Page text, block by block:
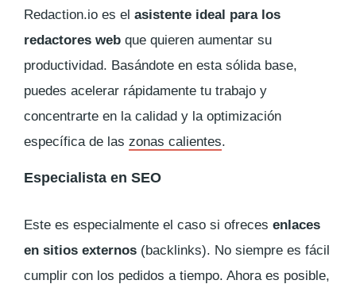
Redaction.io es el asistente ideal para los
redactores web que quieren aumentar su
productividad. Basándote en esta sólida base,
puedes acelerar rápidamente tu trabajo y
concentrarte en la calidad y la optimización
específica de las zonas calientes.
Especialista en SEO
Este es especialmente el caso si ofreces enlaces
en sitios externos (backlinks). No siempre es fácil
cumplir con los pedidos a tiempo. Ahora es posible,